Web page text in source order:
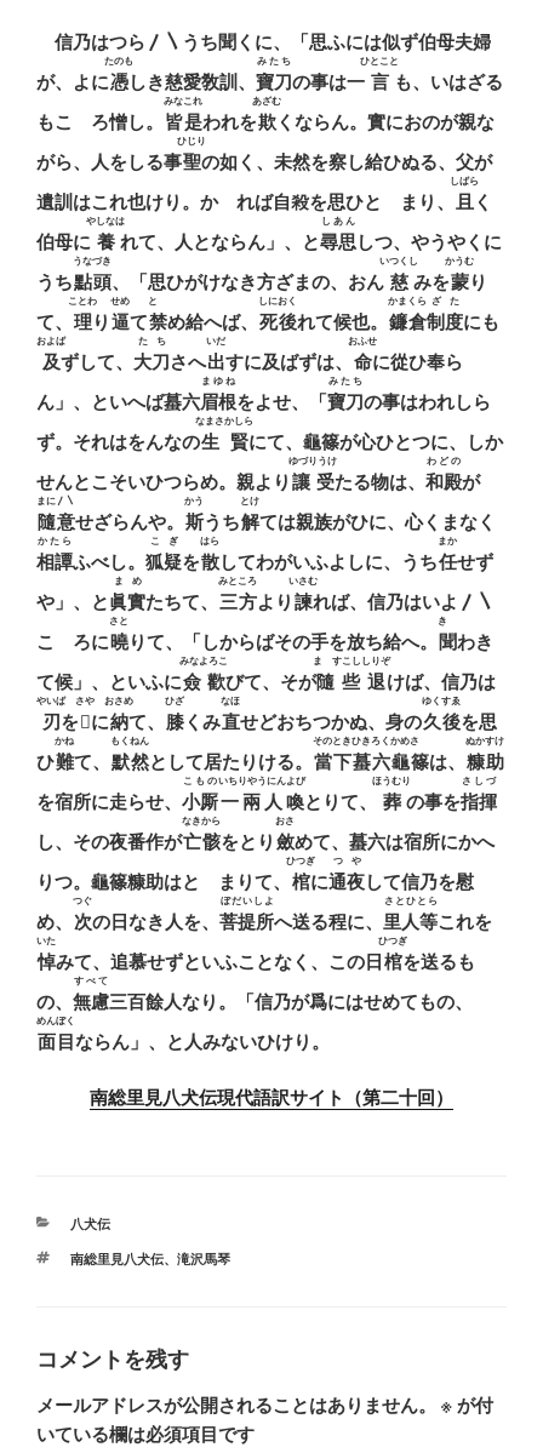
信乃はつら〳〵うち聞くに、「思ふには似ず伯母夫婦
が、よに憑
たのも
しき慈愛敎訓、 寶刀
みたち
の事は一 言
ひとこと
も、いはざる
もこゝろ憎し。 皆是
みなこれ
われを欺
あざむ
くならん。實におのが親な
がら、人をしる事聖
ひじり
の如く、未然を察し給ひぬる、父が
遺訓はこれ也けり。かゝれば自殺を思ひとゞまり、 且
しばら
く
伯母に 養
やしなは
れて、人とならん」、と尋思
しあん
しつ、やうやくに
うち點頭
うなづき
、「思ひがけなき方ざまの、おん 慈
いつくし
みを蒙
かうむ
り
て、 理
ことわ
り逼
せめ
て禁
とゞ
め給へば、 死後
しにおく
れて候也。 鐮倉
かまくら
制度
ざた
にも
及
およば
ずして、 大刀
たち
さへ出
いだ
すに及ばずは、 命
おふせ
に從ひ奉ら
ん」、といへば蟇六眉根
まゆね
をよせ、「寶刀
みたち
の事はわれしら
ず。それはをんなの生賢
なまさかしら
にて、龜篠が心ひとつに、しか
せんとこそいひつらめ。親より讓受
ゆづりうけ
たる物は、 和殿
わどの
が
隨意
まに〳〵
せざらんや。 斯
かう
うち解
とけ
ては親族がひに、心くまなく
相譚
かたら
ふべし。 狐疑
こぎ
を散
はら
してわがいふよしに、うち任
まか
せず
や」、と眞實
まめ
たちて、 三方
みところ
より諫
いさむ
れば、信乃はいよ〳〵
こゝろに曉
さと
りて、「しからばその手を放ち給へ。 聞
きゝ
わき
て候」、といふに僉歡
みなよろこ
びて、そが隨些退
まゝすこししりぞ
けば、信乃は
刃
やいば
を𩋡
さや
に納
おさめ
て、 膝
ひざ
くみ直
なほ
せどおちつかぬ、身の久後
ゆくすゑ
を思
ひ難
かね
て、 默然
もくねん
として居たりける。 當下
そのとき
蟇六龜篠
ひきろくかめさゝ
は、 糠助
ぬかすけ
を宿所に走らせ、 小厮
こもの
一兩人喚
いちりやうにんよび
とりて、 葬
ほうむり
の事を指揮
さしづ
し、その夜番作が亡骸
なきから
をとり斂
おさ
めて、蟇六は宿所にかへ
りつ。龜篠糠助はとゞまりて、 棺
ひつぎ
に通夜
つや
して信乃を慰
め、 次
つぐ
の日なき人を、 菩提所
ぼだいしよ
へ送る程に、 里人等
さとひとら
これを
悼
いた
みて、追慕せずといふことなく、この日棺
ひつぎ
を送るも
の、 無慮
すべて
三百餘人なり。「信乃が爲にはせめてもの、
面目
めんぼく
ならん」、と人みないひけり。
南総里見八犬伝現代語訳サイト（第二十回）
カ
ゴ
八犬伝
タ
南総里見八犬伝、 滝沢馬琴
コメントを残す
メールアドレスが公開されることはありません。 ※が付
いている欄は必須項目です